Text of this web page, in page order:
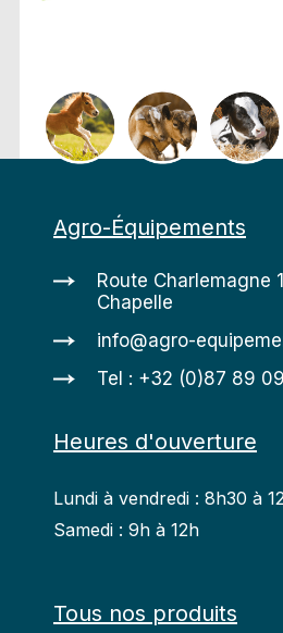
Agro-Équipements
Route Charlemagne
Chapelle
info@agro-
Tel : +32 (0)87 89
Heures d'ouverture
Lundi à vendredi : 8h30 à
Samedi : 9h à 12h
Tous nos produits